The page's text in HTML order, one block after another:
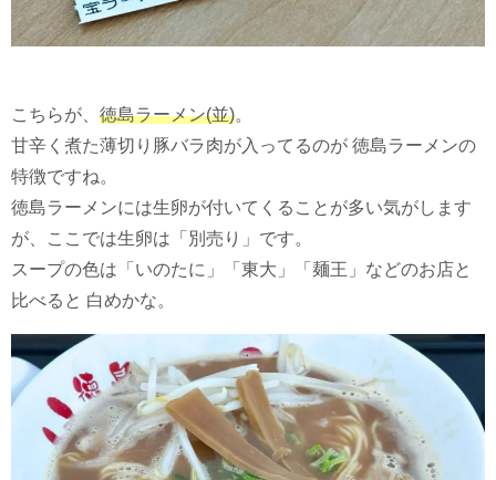
こちらが、 徳島ラーメン(並)。
甘辛く煮た薄切り豚バラ肉が入ってるのが 徳島ラーメンの
特徴ですね。
徳島ラーメンには生卵が付いてくることが多い気がします
が、ここでは生卵は「別売り」です。
スープの色は「いのたに」「東大」「麺王」などのお店と
比べると 白めかな。